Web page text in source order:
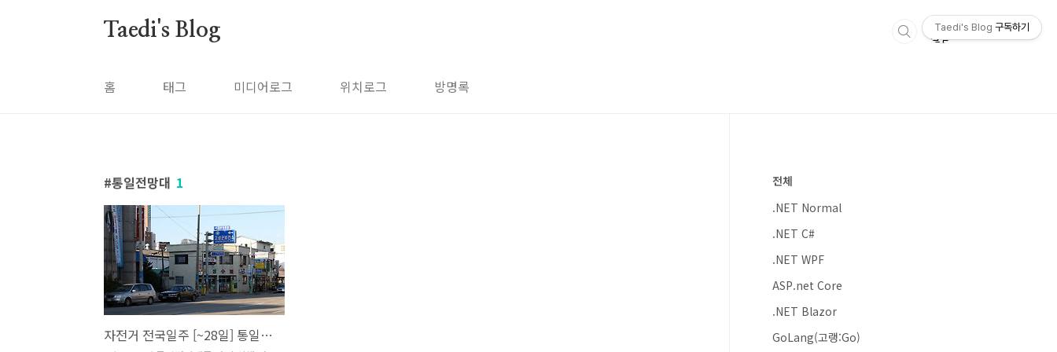
Taedi's Blog
홈 태그 미디어로그 위치로그 방명록
통일전망대 1
자전거 전국일주 [~28일] 통일전망대
전체
.NET Normal
.NET C#
.NET WPF
ASP.net Core
.NET Blazor
GoLang(고랭:Go)
Taedi's Blog 구독하기